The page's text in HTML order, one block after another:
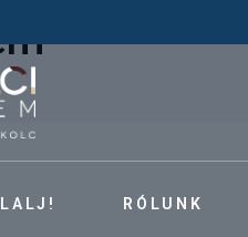
RÓLUNK